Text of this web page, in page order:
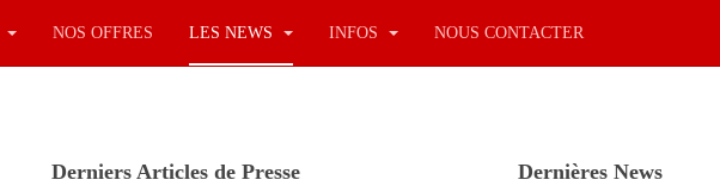
NOS OFFRES LES NEWS INFOS NOUS CONTACTER
Derniers Articles de Presse Dernières News